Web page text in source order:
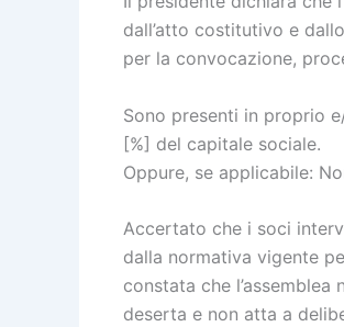
dall’atto costitutivo e
per la convocazione,
Sono presenti in proprio
[%] del capitale sociale.
Oppure, se applicabile:
Accertato che i soci
dalla normativa vigente
constata che
deserta e non atta a